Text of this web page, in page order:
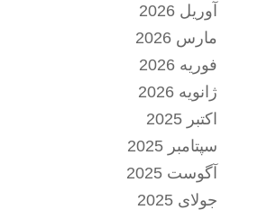
آوریل 2026
مارس 2026
فوریه 2026
ژانویه 2026
اکتبر 2025
سپتامبر 2025
آگوست 2025
جولای 2025